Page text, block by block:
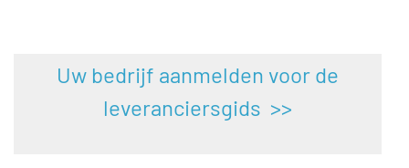
Uw bedrijf aanmelden voor de
leveranciersgids >>